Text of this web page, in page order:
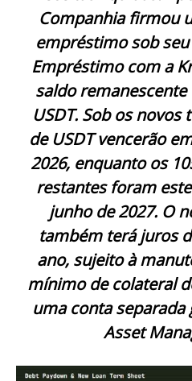
Companhia firmou
empréstimo sob
Empréstimo com a
saldo
USDT. Sob os
de USDT vencerão
2026, enquanto os
restantes foram
junho de 2027. O
também terá juros
ano, sujeito à
mínimo de colateral
uma conta separada
Asset